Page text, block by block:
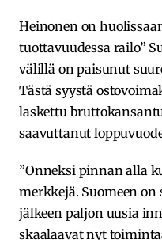
Heinonen on
tuottavuudessa railo”
välillä on paisunut
Tästä syystä
laskettu
saavuttanut
”Onneksi pinnan alla
merkkejä. Suomeen
jälkeen paljon uusia
skaalaavat nyt